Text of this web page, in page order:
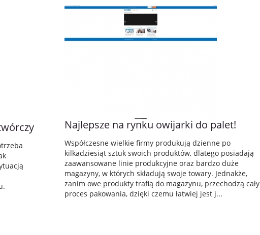
Najlepsze na rynku owijarki do palet!
Współczesne wielkie firmy produkują dzienne po
kilkadziesiąt sztuk swoich produktów, dlatego posiadają
zaawansowane linie produkcyjne oraz bardzo duże
magazyny, w których składują swoje towary. Jednakże,
zanim owe produkty trafią do magazynu, przechodzą cały
proces pakowania, dzięki czemu łatwiej jest j...